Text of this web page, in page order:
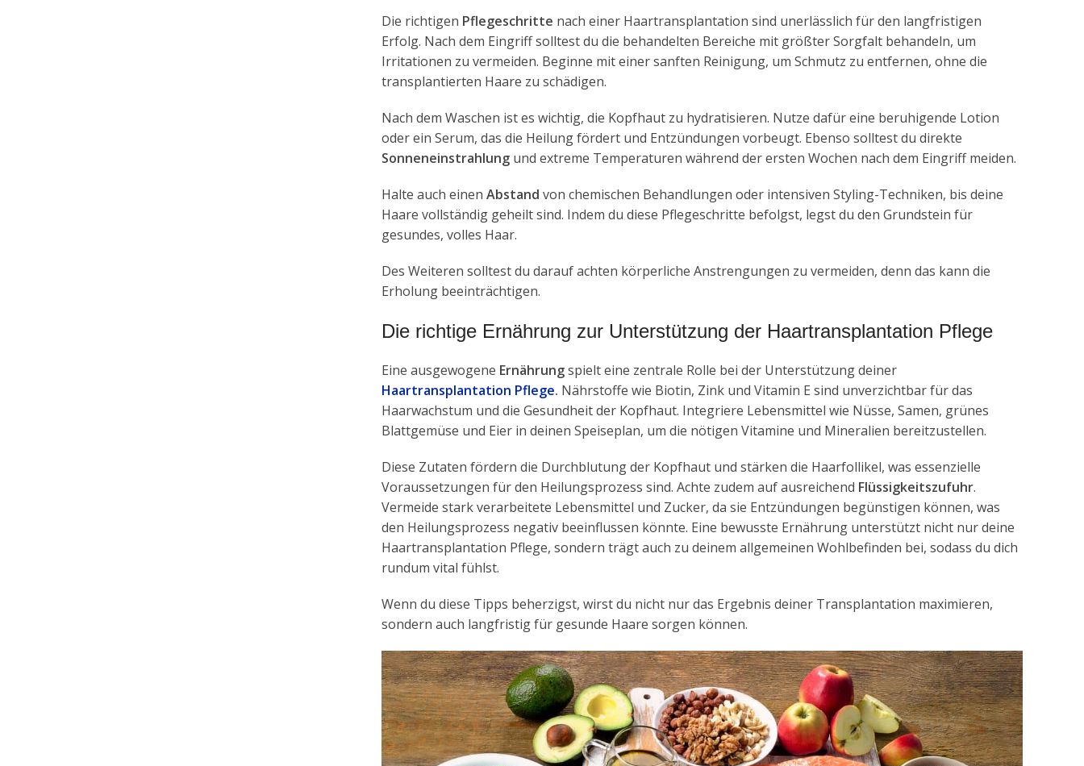
Die richtigen Pflegeschritte nach einer Haartransplantation sind unerlässlich für den langfristigen
Erfolg. Nach dem Eingriff solltest du die behandelten Bereiche mit größter Sorgfalt behandeln, um
Irritationen zu vermeiden. Beginne mit einer sanften Reinigung, um Schmutz zu entfernen, ohne die
transplantierten Haare zu schädigen.
Nach dem Waschen ist es wichtig, die Kopfhaut zu hydratisieren. Nutze dafür eine beruhigende Lotion
oder ein Serum, das die Heilung fördert und Entzündungen vorbeugt. Ebenso solltest du direkte
Sonneneinstrahlung und extreme Temperaturen während der ersten Wochen nach dem Eingriff meiden.
Halte auch einenAbstand von chemischen Behandlungen oder intensiven Styling-Techniken, bis deine
Haare vollständig geheilt sind. Indem du diese Pflegeschritte befolgst, legst du den Grundstein für
gesundes, volles Haar.
Des Weiteren solltest du darauf achten körperliche Anstrengungen zu vermeiden, denn das kann die
Erholung beeinträchtigen.
Die richtige Ernährung zur Unterstützung der Haartransplantation Pflege
Eine ausgewogene Ernährungspielt eine zentrale Rolle bei der Unterstützung deiner
Haartransplantation Pflege. Nährstoffe wie Biotin, Zink und Vitamin E sind unverzichtbar für das
Haarwachstum und die Gesundheit der Kopfhaut. Integriere Lebensmittel wie Nüsse, Samen, grünes
Blattgemüse und Eier in deinen Speiseplan, um die nötigen Vitamine und Mineralien bereitzustellen.
Diese Zutaten fördern die Durchblutung der Kopfhaut und stärken die Haarfollikel, was essenzielle
Voraussetzungen für den Heilungsprozess sind. Achte zudem auf ausreichend Flüssigkeitszufuhr.
Vermeide stark verarbeitete Lebensmittel und Zucker, da sie Entzündungen begünstigen können, was
den Heilungsprozess negativ beeinflussen könnte. Eine bewusste Ernährung unterstützt nicht nur deine
Haartransplantation Pflege, sondern trägt auch zu deinem allgemeinen Wohlbefinden bei, sodass du dich
rundum vital fühlst.
Wenn du diese Tipps beherzigst, wirst du nicht nur das Ergebnis deiner Transplantation maximieren,
sondern auch langfristig für gesunde Haare sorgen können.